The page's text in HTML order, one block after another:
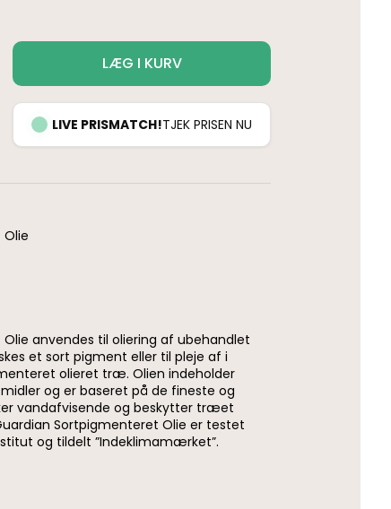
LÆG I KURV
LIVE PRISMATCH!TJEK PRISEN NU
anvendes til oliering af ubehandlet
et sort pigment eller til pleje af i
olieret træ. Olien indeholder
og er baseret på de fineste og
vandafvisende og beskytter træet
Sortpigmenteret Olie er testet
og tildelt ”Indeklimamærket”.